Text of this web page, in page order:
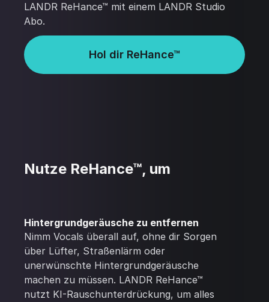
LANDR ReHance™ mit einem LANDR Studio
Abo.
Hol dir ReHance™
Nutze ReHance™, um
Hintergrundgeräusche zu entfernen
Nimm Vocals überall auf, ohne dir Sorgen
über Lüfter, Straßenlärm oder
unerwünschte Hintergrundgeräusche
machen zu müssen. LANDR ReHance™
nutzt KI-Rauschunterdrückung, um alles